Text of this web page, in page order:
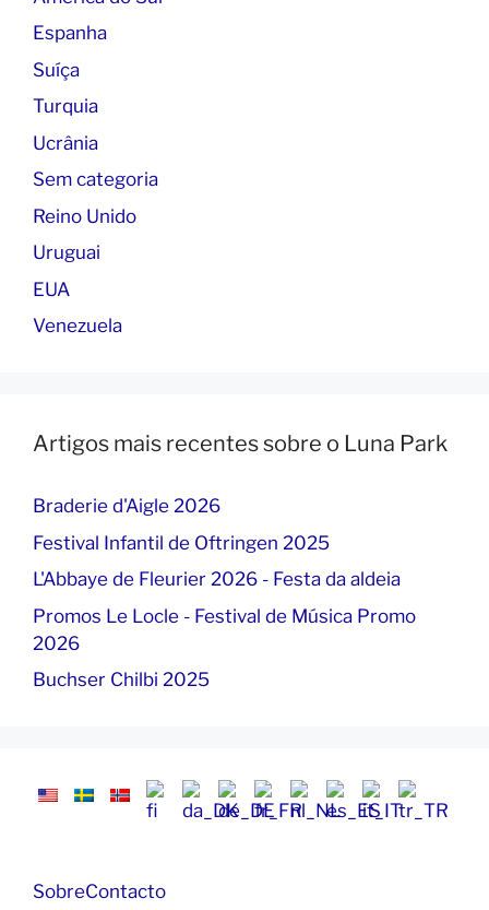
Espanha
Suíça
Turquia
Ucrânia
Sem categoria
Reino Unido
Uruguai
EUA
Venezuela
Artigos mais recentes sobre o Luna Park
Braderie d'Aigle 2026
Festival Infantil de Oftringen 2025
L'Abbaye de Fleurier 2026 - Festa da aldeia
Promos Le Locle - Festival de Música Promo
2026
Buchser Chilbi 2025
SobreContacto